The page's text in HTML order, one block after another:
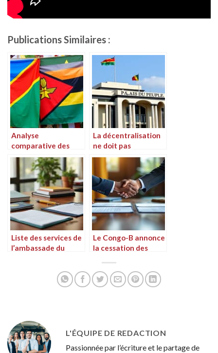
Publications Similaires :
Analyse
comparative des
systèmes politiques
au Congo et en
Zambie
La décentralisation
ne doit pas
compromettre nos
valeurs
Liste des services de
l’ambassade du
Le Congo-B annonce
la cessation des
Rwanda
L'ÉQUIPE DE REDACTION
Passionnée par l’écriture et le partage de